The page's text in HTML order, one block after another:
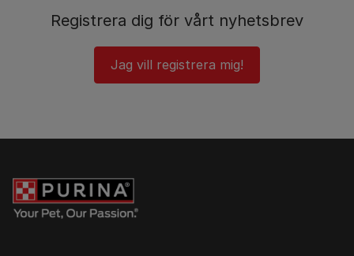
Registrera dig för vårt nyhetsbrev
Jag vill registrera mig!